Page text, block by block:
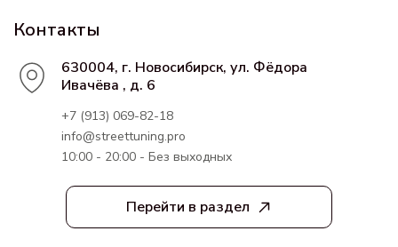
Перейти в раздел
Контакты
630004, г. Новосибирск, ул. Фёдора
Ивачёва , д. 6
+7 (913) 069-82-18
info@streettuning.pro
10:00 - 20:00 - Без выходных